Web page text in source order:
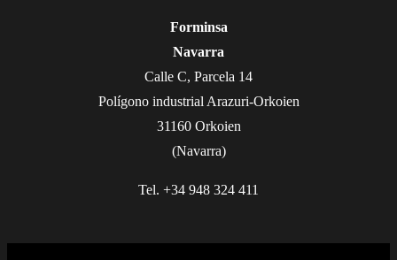
Forminsa
Navarra
Calle C, Parcela 14
Polígono industrial Arazuri-Orkoien
31160 Orkoien
(Navarra)
Tel. +34 948 324 411